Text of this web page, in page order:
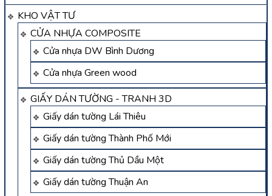
KHO VẬT TƯ
CỬA NHỰA COMPOSITE
Cửa nhựa DW Bình Dương
Cửa nhựa Green wood
GIẤY DÁN TƯỜNG - TRANH 3D
Giấy dán tường Lái Thiêu
Giấy dán tường Thành Phố Mới
Giấy dán tường Thủ Dầu Một
Giấy dán tường Thuận An